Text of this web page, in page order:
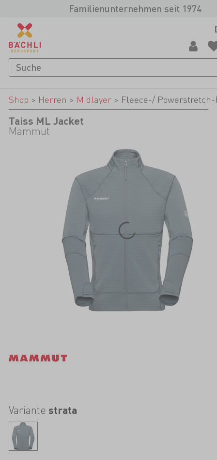
Familienunternehmen seit 1974
Shop > Herren > Midlayer> Fleece-/
Taiss ML Jacket
Mammut
Variante strata